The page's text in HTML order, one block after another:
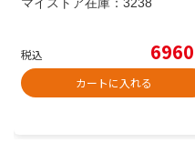
税込 6960
カートに入れる